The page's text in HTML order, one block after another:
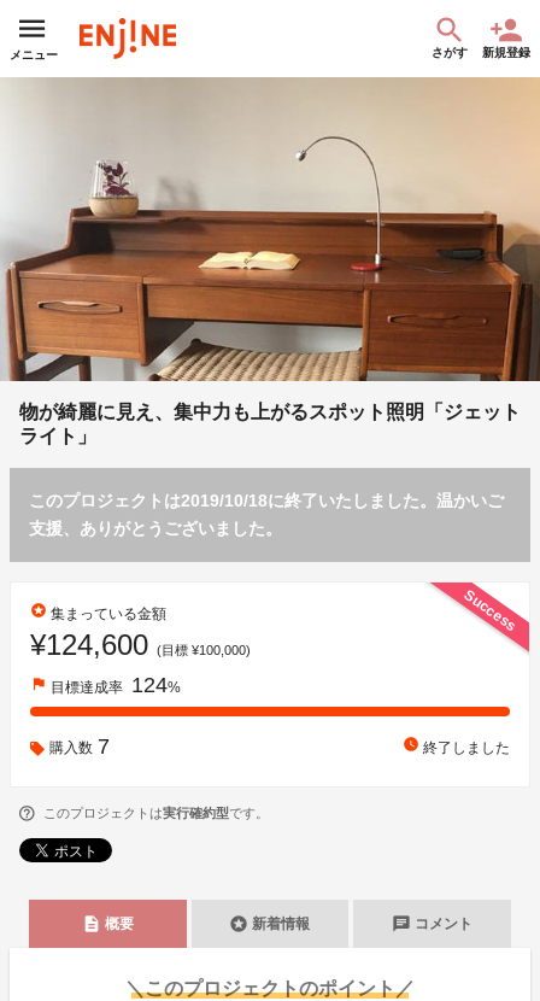
メニュー さがす 新規登録
物が綺麗に見え、集中力も上がるスポット照明「ジェット
ライト」
このプロジェクトは2019/10/18に終了いたしました。温かいご
支援、ありがとうございました。
Success
stars 集まっている金額
¥124,600 (目標 ¥100,000)
flag 目標達成率 124%
購入数 7 watch_later 終了しました
このプロジェクトは実行確約型です。
description 概要 stars 新着情報 chat コメント
＼このプロジェクトのポイント／